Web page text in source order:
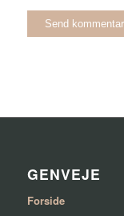
GENVEJE
Forside